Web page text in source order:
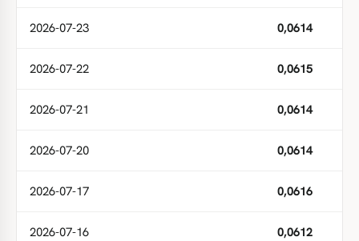
2026-07-23 0,0614
2026-07-22 0,0615
2026-07-21 0,0614
2026-07-20 0,0614
2026-07-17 0,0616
2026-07-16 0,0612